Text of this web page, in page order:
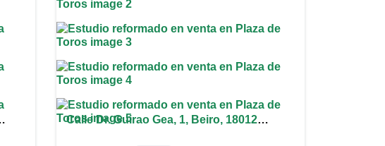
Calle Dr. Guirao Gea, 1, Beiro, 18012